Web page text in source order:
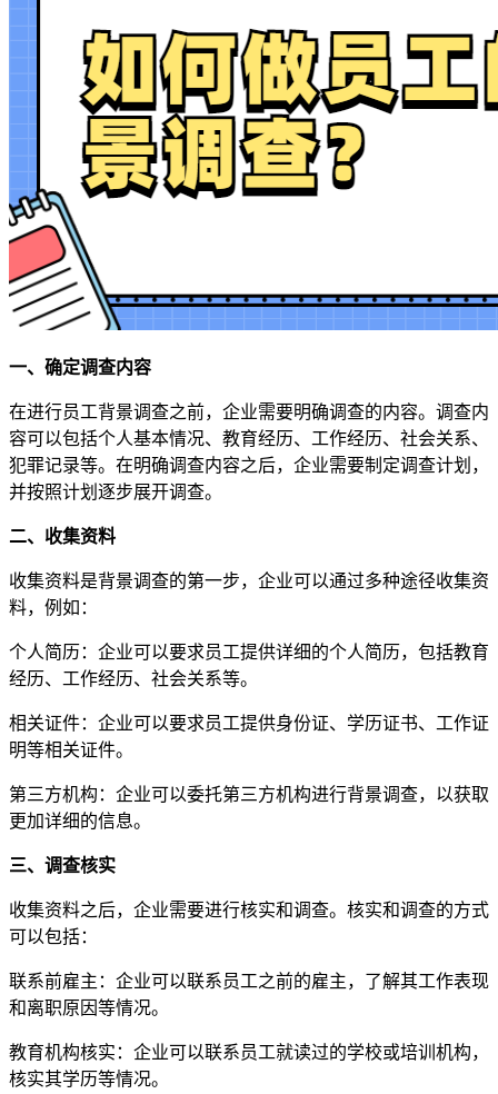
一、确定调查内容
在进行员工背景调查之前，企业需要明确调查的内容。调查内
容可以包括个人基本情况、教育经历、工作经历、社会关系、
犯罪记录等。在明确调查内容之后，企业需要制定调查计划，
并按照计划逐步展开调查。
二、收集资料
收集资料是背景调查的第一步，企业可以通过多种途径收集资
料，例如：
个人简历：企业可以要求员工提供详细的个人简历，包括教育
经历、工作经历、社会关系等。
相关证件：企业可以要求员工提供身份证、学历证书、工作证
明等相关证件。
第三方机构：企业可以委托第三方机构进行背景调查，以获取
更加详细的信息。
三、调查核实
收集资料之后，企业需要进行核实和调查。核实和调查的方式
可以包括：
联系前雇主：企业可以联系员工之前的雇主，了解其工作表现
和离职原因等情况。
教育机构核实：企业可以联系员工就读过的学校或培训机构，
核实其学历等情况。